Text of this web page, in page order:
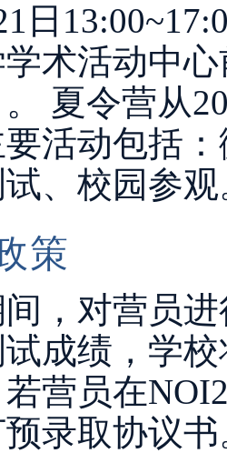
日
术活动中
夏令营从
要活动包括
、校园参观
策
，对营员
成绩，学
营员在
录取协议书